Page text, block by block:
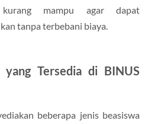
mampu agar dapat
tanpa terbebani biaya.
yang Tersedia di BINUS
beberapa jenis beasiswa